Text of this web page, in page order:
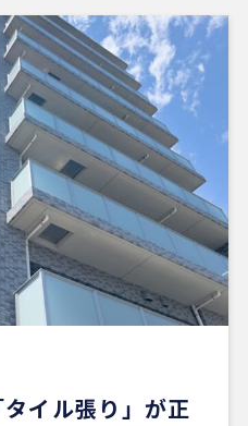
どを使って物件検索がで
じました。
したが、こちらの希望に
会社側が売りたい物件
じることもありました。
けた物件を軸に進めや
がまだ明確でない人や、
っては、REDSだけで良
いかもしれません。
結局は良い不動産会社や
イル張り」が正